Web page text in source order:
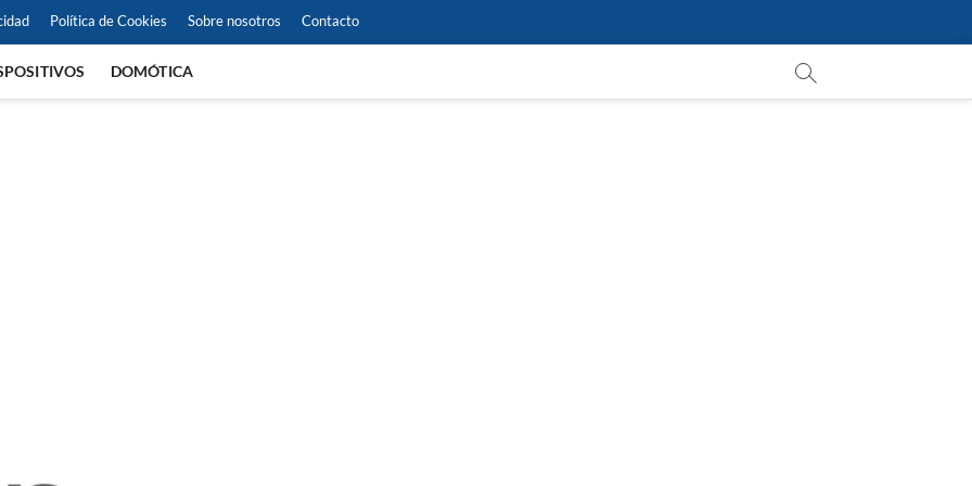
Política de Cookies Sobre nosotros Contacto
DOMÓTICA